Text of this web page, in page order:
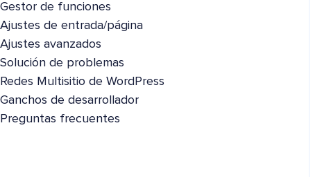
Gestor de funciones
Ajustes de entrada/página
Ajustes avanzados
Solución de problemas
Redes Multisitio de WordPress
Ganchos de desarrollador
Preguntas frecuentes